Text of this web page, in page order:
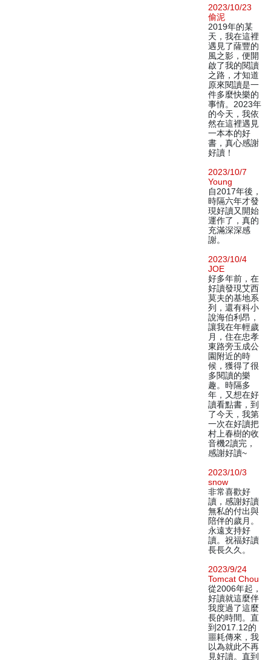
2023/10/23
偷泥
2019年的某
天，我在這裡
遇見了薩豐的
風之影，便開
啟了我的閱讀
之路，才知道
原來閱讀是一
件多麼快樂的
事情。2023年
的今天，我依
然在這裡遇見
一本本的好
書，真心感謝
好讀！
2023/10/7
Young
自2017年後，
時隔六年才發
現好讀又開始
運作了，真的
充滿深深感
謝。
2023/10/4
JOE
好多年前，在
好讀發現艾西
莫夫的基地系
列，還有科小
說海伯利昂，
讓我在年輕歲
月，住在忠孝
東路旁玉成公
園附近的時
候，獲得了很
多閱讀的樂
趣。時隔多
年，又想在好
讀看點書，到
了今天，我第
一次在好讀把
村上春樹的收
音機2讀完，
感謝好讀~
2023/10/3
snow
非常喜歡好
讀，感謝好讀
無私的付出與
陪伴的歲月。
永遠支持好
讀。祝福好讀
長長久久。
2023/9/24
Tomcat Chou
從2006年起，
好讀就這麼伴
我度過了這麼
長的時間。直
到2017.12的
噩耗傳來，我
以為就此不再
見好讀。直到